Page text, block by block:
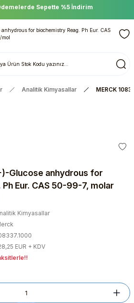
Sepette %5 İndirim
Analitik Kimyasallar MERCK
Glucose anhydrous for
Eur. CAS 50-99-7, molar
Kimyasallar
EUR + KDV